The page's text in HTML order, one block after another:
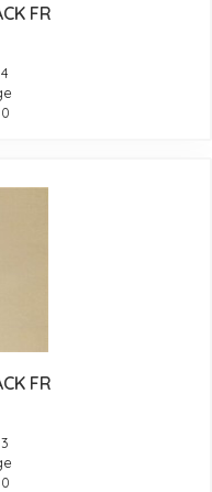
FR
FR